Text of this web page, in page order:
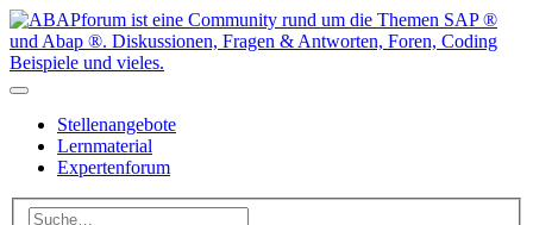
Stellenangebote
Lernmaterial
Expertenforum